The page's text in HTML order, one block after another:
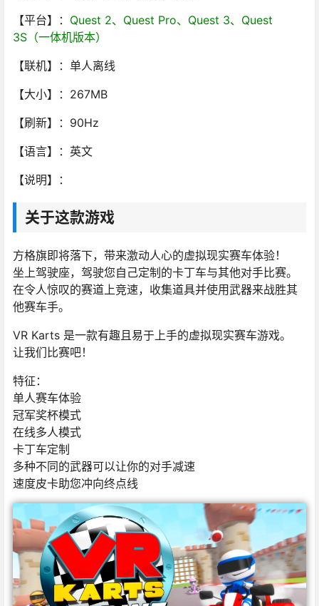
【平台】： Quest 2、Quest Pro、Quest 3、Quest
3S（一体机版本）
【联机】：单人离线
【大小】：267MB
【刷新】：90Hz
【语言】：英文
【说明】：
关于这款游戏
方格旗即将落下，带来激动人心的虚拟现实赛车体验！
坐上驾驶座，驾驶您自己定制的卡丁车与其他对手比赛。
在令人惊叹的赛道上竞速，收集道具并使用武器来战胜其
他赛车手。
VR Karts 是一款有趣且易于上手的虚拟现实赛车游戏。
让我们比赛吧！
特征：
单人赛车体验
冠军奖杯模式
在线多人模式
卡丁车定制
多种不同的武器可以让你的对手减速
速度皮卡助您冲向终点线